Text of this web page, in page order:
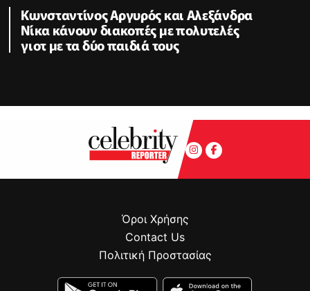
Κωνσταντίνος Αργυρός και Αλεξάνδρα
Νίκα κάνουν διακοπές με πολυτελές
γιοτ με τα δύο παιδιά τους
Όροι Χρήσης
Contact Us
Πολιτική Προστασίας